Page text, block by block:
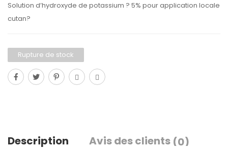
Solution d’hydroxyde de potassium ? 5% pour application locale
cutan?
Rupture de stock
Description Avis des clients (0)